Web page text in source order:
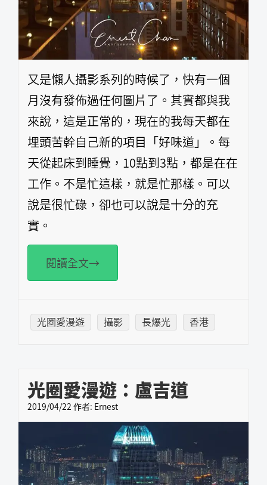
又是懶人攝影系列的時候了，快有一個
月沒有發佈過任何圖片了。其實都與我
來說，這是正常的，現在的我每天都在
埋頭苦幹自己新的項目「好味道」。每
天從起床到睡覺，10點到3點，都是在在
工作。不是忙這樣，就是忙那樣。可以
說是很忙碌，卻也可以說是十分的充
實。
閱讀全文→
光圈愛漫遊 攝影 長爆光 香港
光圈愛漫遊：盧吉道
2019/04/22 作者: Ernest